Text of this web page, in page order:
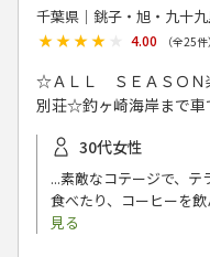
千葉県│銚子・旭・九十
★★★★★
★★★★★ 4.00 （全25件）
☆ＡＬＬ ＳＥＡＳＯＮ
別荘☆釣ヶ崎海岸まで車
30代女性
...素敵なコテージで、
食べたり、コーヒーを
見る